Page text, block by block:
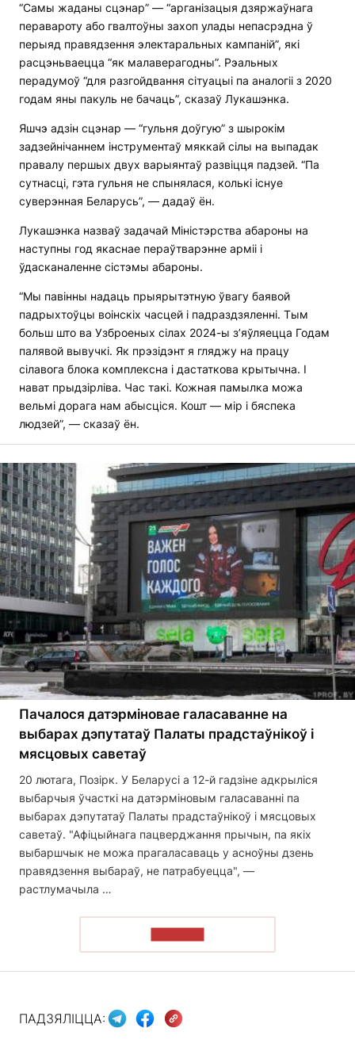
“Самы жаданы сцэнар” — “арганізацыя дзяржаўнага
перавароту або гвалтоўны захоп улады непасрэдна ў
перыяд правядзення электаральных кампаній”, які
расцэньваецца “як малаверагодны”. Рэальных
перадумоў “для разгойдвання сітуацыі па аналогіі з 2020
годам яны пакуль не бачаць”, сказаў Лукашэнка.
Яшчэ адзін сцэнар — “гульня доўгую” з шырокім
задзейнічаннем інструментаў мяккай сілы на выпадак
правалу першых двух варыянтаў развіцця падзей. “Па
сутнасці, гэта гульня не спынялася, колькі існуе
суверэнная Беларусь”, — дадаў ён.
Лукашэнка назваў задачай Міністэрства абароны на
наступны год якаснае пераўтварэнне арміі і
ўдасканаленне сістэмы абароны.
“Мы павінны надаць прыярытэтную ўвагу баявой
падрыхтоўцы воінскіх часцей і падраздзяленні. Тым
больш што ва Узброеных сілах 2024-ы з’яўляецца Годам
палявой вывучкі. Як прэзідэнт я гляджу на працу
сілавога блока комплексна і дастаткова крытычна. І
нават прыдзірліва. Час такі. Кожная памылка можа
вельмі дорага нам абысціся. Кошт — мір і бяспека
людзей”, — сказаў ён.
Пачалося датэрміновае галасаванне на
выбарах дэпутатаў Палаты прадстаўнікоў і
мясцовых саветаў
20 лютага, Позірк. У Беларусі а 12-й гадзіне адкрыліся
выбарчыя ўчасткі на датэрміновым галасаванні па
выбарах дэпутатаў Палаты прадстаўнікоў і мясцовых
саветаў. "Афіцыйнага пацверджання прычын, па якіх
выбаршчык не можа прагаласаваць у асноўны дзень
правядзення выбараў, не патрабуецца", —
растлумачыла …
ПАДЗЯЛІЦЦА: